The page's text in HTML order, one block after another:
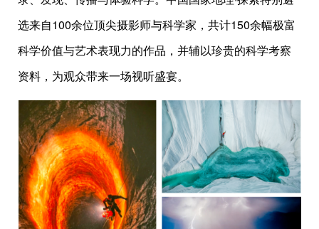
选来自100余位顶尖摄影师与科学家，共计150余幅极富
科学价值与艺术表现力的作品，并辅以珍贵的科学考察
资料，为观众带来一场视听盛宴。